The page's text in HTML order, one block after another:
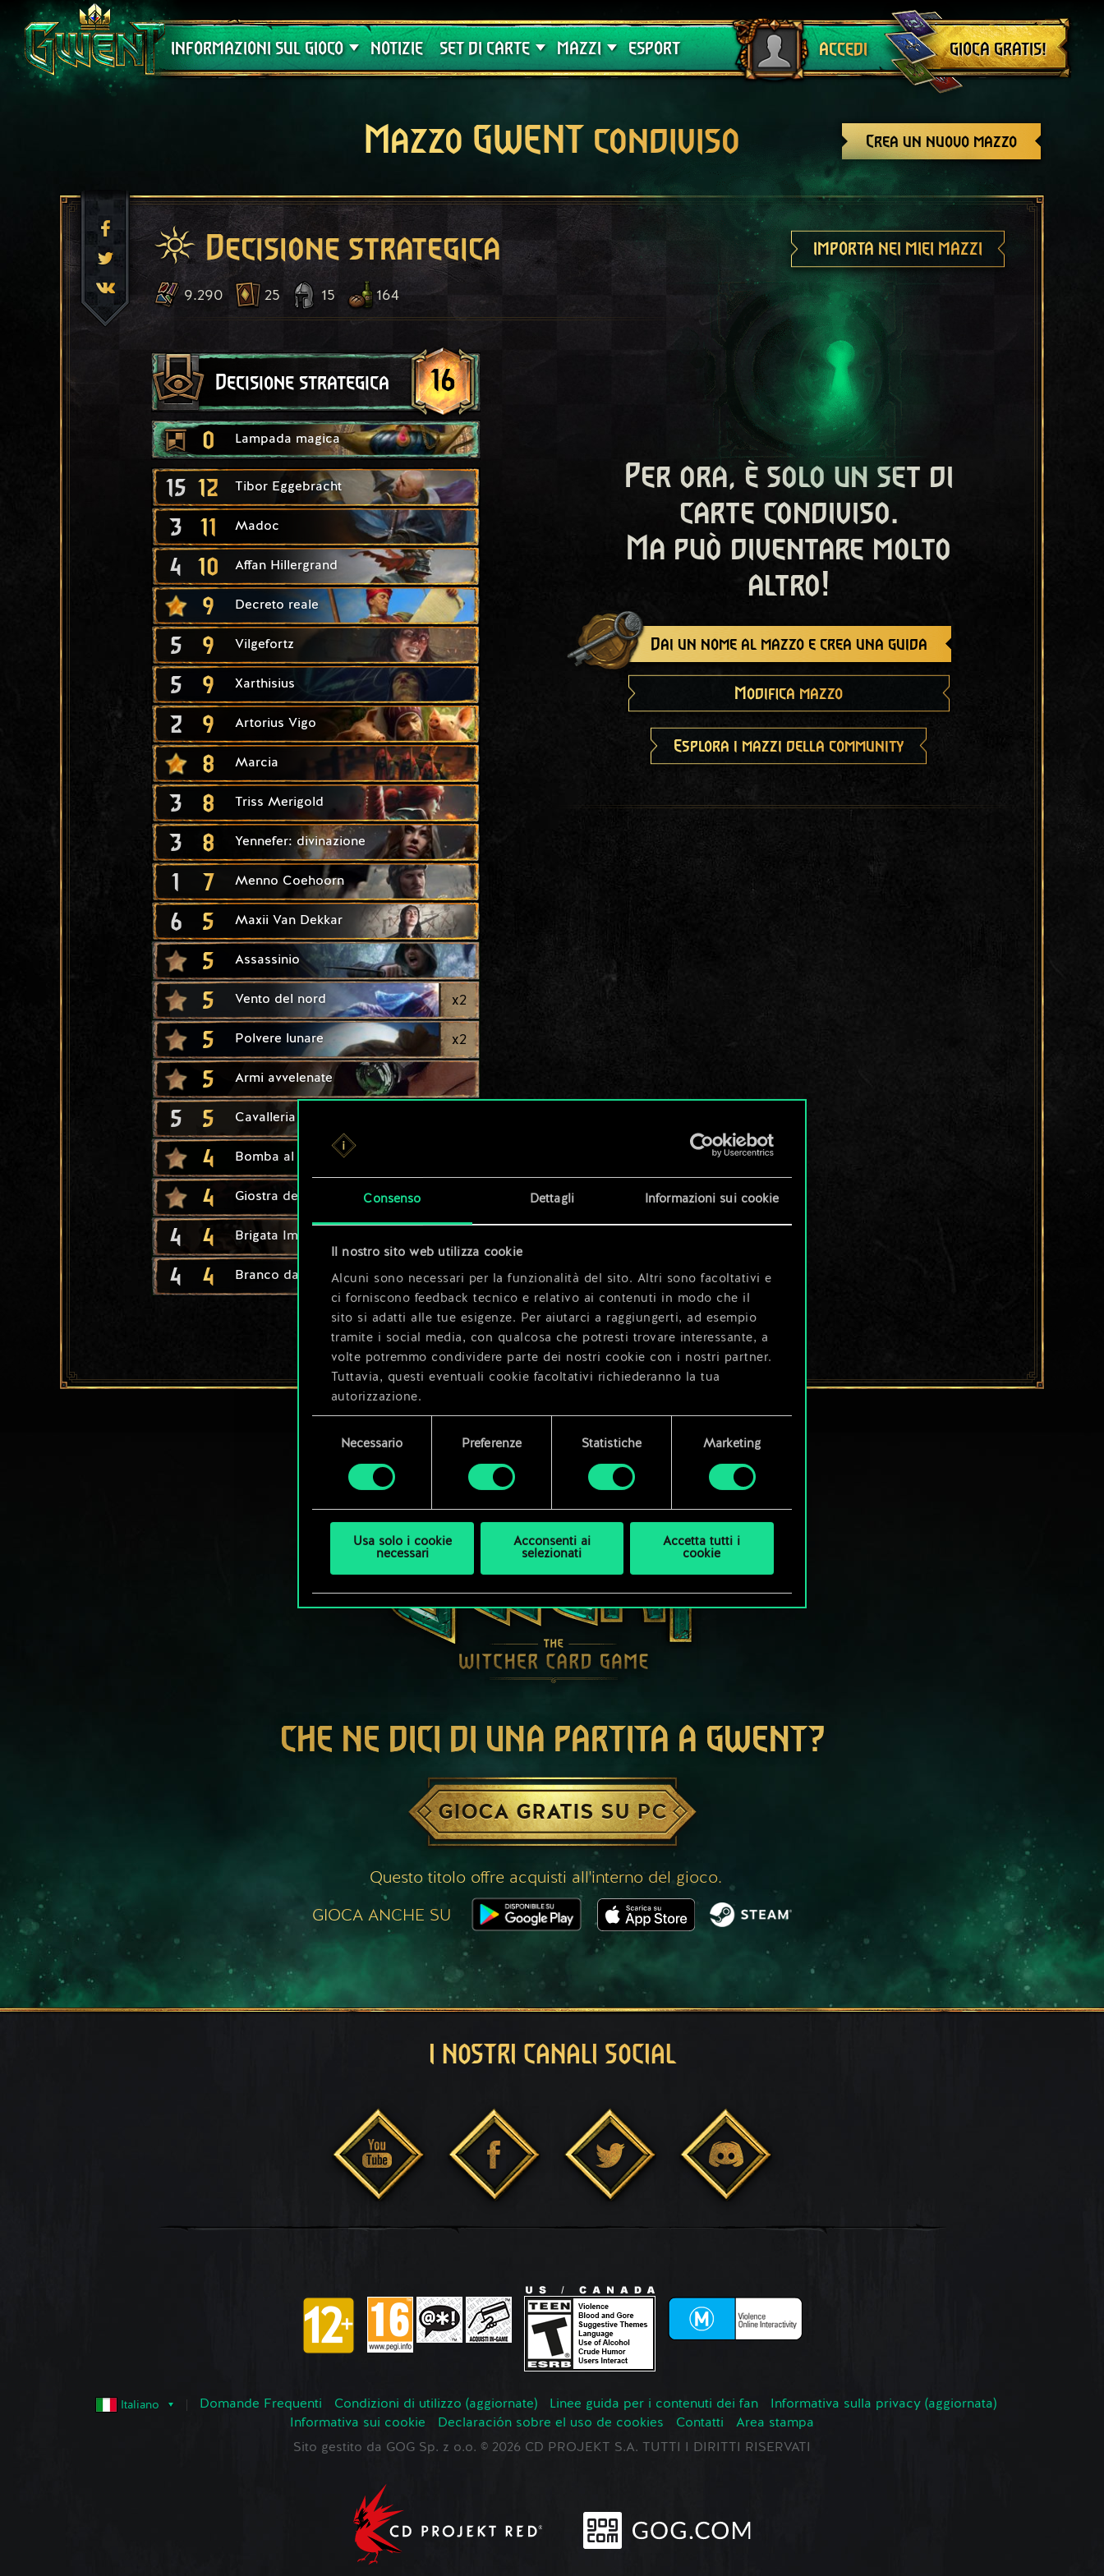
Consenso Dettagli Informazioni sui cookie
Il nostro sito web utilizza cookie
Alcuni sono necessari per la funzionalità del sito. Altri sono facoltativi e
ci forniscono feedback tecnico e relativo ai contenuti in modo che il
sito si adatti alle tue esigenze. Per aiutarci a raggiungerti, ad esempio
tramite i social media, con qualcosa che potresti trovare interessante, a
volte potremmo condividere parte dei nostri cookie con i nostri partner.
Tuttavia, questi eventuali cookie facoltativi richiederanno la tua
autorizzazione.
Tutti i dettagli su come utilizziamo i cookie e su come impostare le tue
consenso
Necessario Preferenze Statistiche Marketing
Usa solo i cookie
necessari
Acconsenti ai
selezionati
Accetta tutti i
cookie
INFORMAZIONI SUL GIOCO
Assistenza
NOTIZIE SET DI CARTE
Crimson Curse
MAZZI
Guide
ESPORT ACCEDI
Esci
GIOCA GRATIS!
Crea un nuovo mazzo
Mazzo GWENT condiviso
Decisione strategica IMPORTA NEI MIEI MAZZI
9.290 25 15 164
Decisione strategica 16
0 Lampada magica
15 12 Tibor Eggebracht
3 11 Madoc
4 10 Affan Hillergrand
9 Decreto reale
5 9 Vilgefortz
5 9 Xarthisius
2 9 Artorius Vigo
8 Marcia
3 8 Triss Merigold
3 8 Yennefer: divinazione
1 7 Menno Coehoorn
6 5 Maxii Van Dekkar
5 Assassinio
5 Vento del nord x2
5 Polvere lunare x2
5 Armi avvelenate
5 5 Cavalleria Alba
4 Bomba al dimeritium
4 Giostra del torneo
4 4 Brigata Impera
4 4 Branco da caccia x2
Per ora, è solo un set di
carte condiviso.
Ma può diventare molto
altro!
Dai un nome al mazzo e crea una guida
Modifica mazzo
Esplora i mazzi della community
CHE NE DICI DI UNA PARTITA A GWENT?
GIOCA GRATIS SU PC
Questo titolo offre acquisti all'interno del gioco.
GIOCA ANCHE SU
I NOSTRI CANALI SOCIAL
Italiano Domande Frequenti Condizioni di utilizzo (aggiornate) Linee guida per i contenuti dei fan
Informativa sulla privacy (aggiornata)
Informativa sui cookie
Declaración sobre el uso de cookies Contatti
Area stampa
Sito gestito da GOG Sp. z o.o. © 2026 CD PROJEKT S.A. TUTTI I DIRITTI RISERVATI